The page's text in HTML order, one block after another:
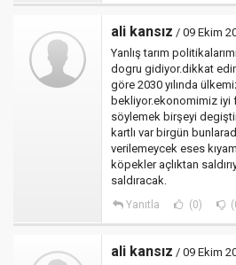
ali kansız / 09 Ekim
Yanlış tarım
dogru gidiyor.dikkat
göre 2030 yılında
bekliyor.ekonomimiz iyi
söylemek birşeyi
kartlı var birgün
verilemeycek eses
köpekler açlıktan
saldıracak.
Yanıtla (0)
ali kansız / 09 Ekim